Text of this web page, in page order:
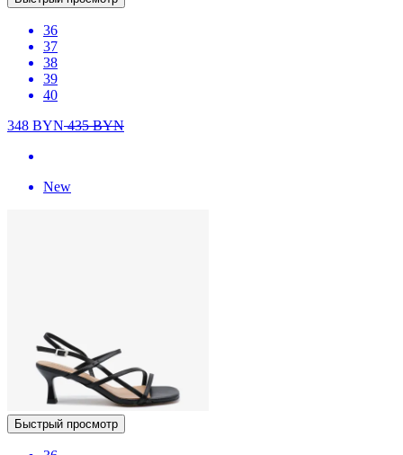
36
37
38
39
40
348 BYN435BYN
New
Быстрый просмотр